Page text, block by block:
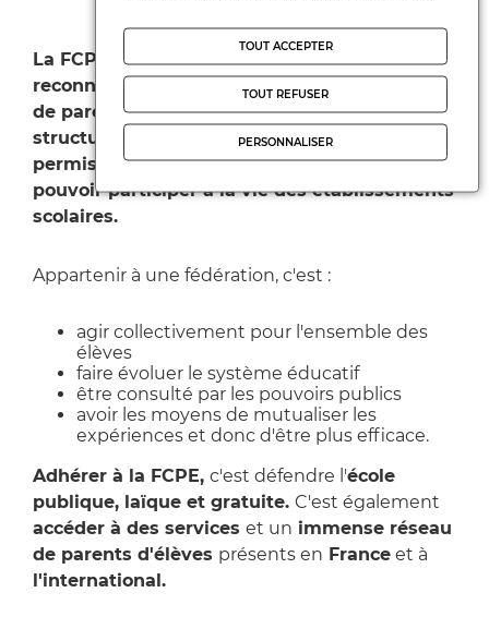
La FCPE vous apporte une structure
reconnue qui va vous
soutenir dans votre rôle
de parents d'élèves. C'est cette force
structurée depuis plus de 70 ans
permis aux parents d'élèves actuels de
pouvoir participer à la vie des établissements
scolaires.
Appartenir à une fédération, c'est :
agir collectivement pour l'ensemble des
élèves
faire évoluer le système éducatif
être consulté par les pouvoirs publics
avoir les moyens de mutualiser les
expériences et donc d'être plus efficace.
Adhérer à la FCPE, c'est défendre l'école
publique, laïque et gratuite. C'est également
accéder à des services et un immense réseau
de parents d'élèves présents en France et à
l'international.
TOUT ACCEPTER
TOUT REFUSER
PERSONNALISER